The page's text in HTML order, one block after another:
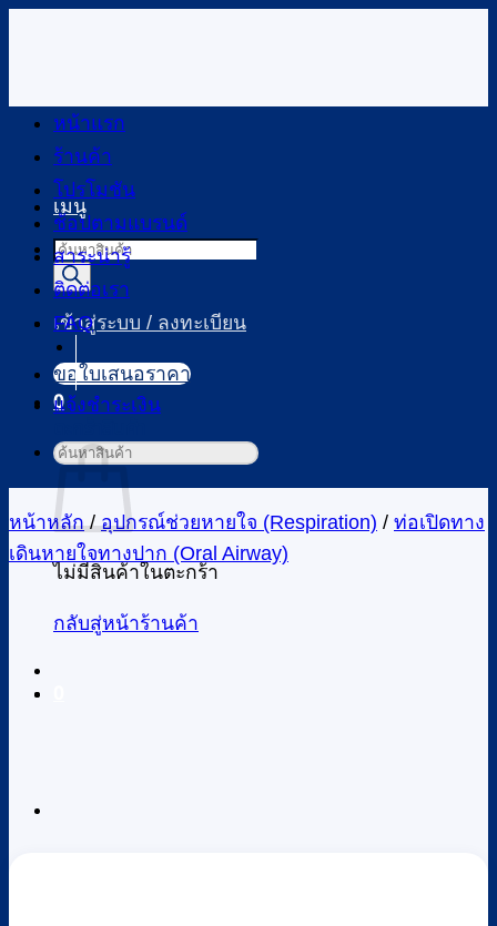
เนื้อหา
เมนู
Products
search
เข้าสู่ระบบ / ลงทะเบียน
0
ไม่มีสินค้าในตะกร้า
กลับสู่หน้าร้านค้า
หน้าแรก
ร้านค้า
โปรโมชัน
ช้อปตามแบรนด์
สาระน่ารู้
ติดต่อเรา
FAQ
ขอใบเสนอราคา
แจ้งชำระเงิน
ค้นหา:
หน้าหลัก / อุปกรณ์ช่วยหายใจ (Respiration) / ท่อเปิดทาง
เดินหายใจทางปาก (Oral Airway)